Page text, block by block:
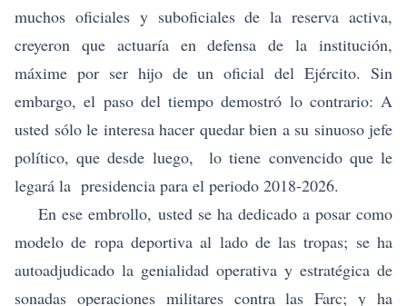
muchos oficiales y suboficiales de la reserva activa,
creyeron que actuaría en defensa de la institución,
máxime por ser hijo de un oficial del Ejército. Sin
embargo, el paso del tiempo demostró lo contrario: A
usted sólo le interesa hacer quedar bien a su sinuoso jefe
político, que desde luego, lo tiene convencido que le
legará la presidencia para el periodo 2018-2026.
En ese embrollo, usted se ha dedicado a posar como
modelo de ropa deportiva al lado de las tropas; se ha
autoadjudicado la genialidad operativa y estratégica de
sonadas operaciones militares contra las Farc; y ha